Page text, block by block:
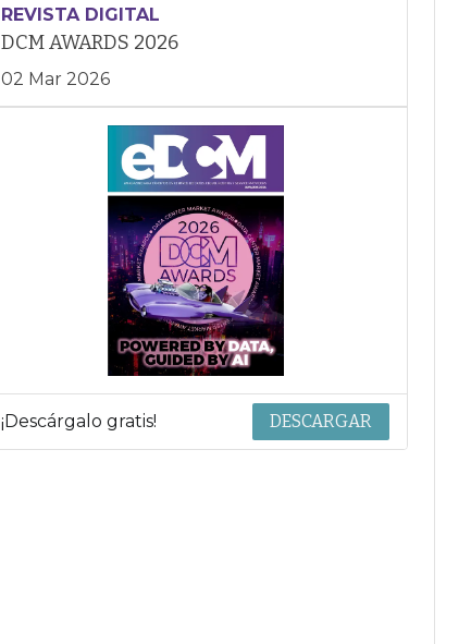
REVISTA DIGITAL
DCM AWARDS 2026
02 Mar 2026
¡Descárgalo gratis! DESCARGAR